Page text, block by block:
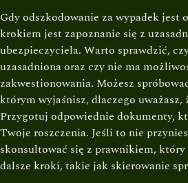
Gdy odszkodowanie za wypadek jest
krokiem jest zapoznanie się z
ubezpieczyciela. Warto sprawdzić,
uzasadniona oraz czy nie ma
zakwestionowania. Możesz
którym wyjaśnisz, dlaczego uważasz,
Przygotuj odpowiednie dokumenty,
Twoje roszczenia. Jeśli to nie
skonsultować się z prawnikiem,
dalsze kroki, takie jak skierowanie